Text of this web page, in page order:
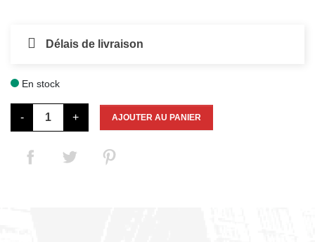
Délais de livraison
En stock
- + AJOUTER AU PANIER